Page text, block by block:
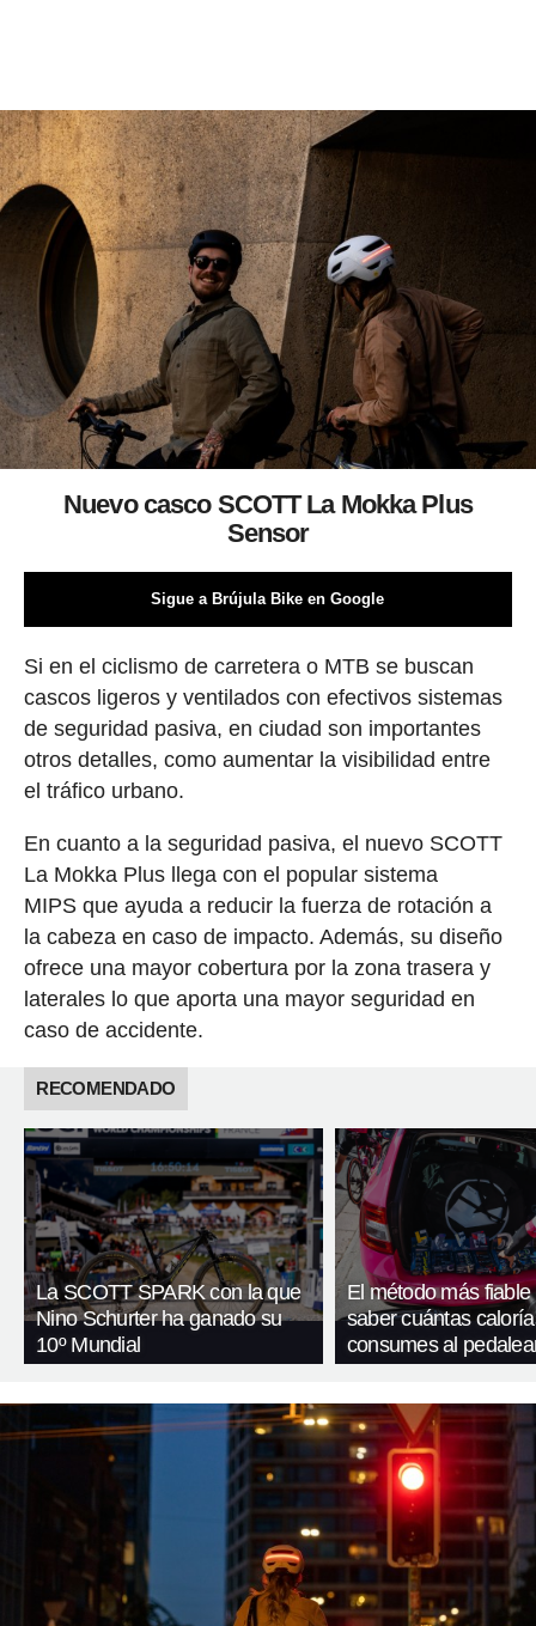
Nuevo casco SCOTT La Mokka Plus
Sensor
Sigue a Brújula Bike en Google
Si en el ciclismo de carretera o MTB se buscan
cascos ligeros y ventilados con efectivos sistemas
de seguridad pasiva, en ciudad son importantes
otros detalles, como aumentar la visibilidad entre
el tráfico urbano.
En cuanto a la seguridad pasiva, el nuevo SCOTT
La Mokka Plus llega con el popular sistema
MIPS que ayuda a reducir la fuerza de rotación a
la cabeza en caso de impacto. Además, su diseño
ofrece una mayor cobertura por la zona trasera y
laterales lo que aporta una mayor seguridad en
caso de accidente.
RECOMENDADO
La SCOTT SPARK con la que
Nino Schurter ha ganado su
10º Mundial
El método más fiable
saber cuántas
consumes al